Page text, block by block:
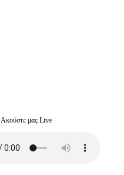
Ακούστε μας Live